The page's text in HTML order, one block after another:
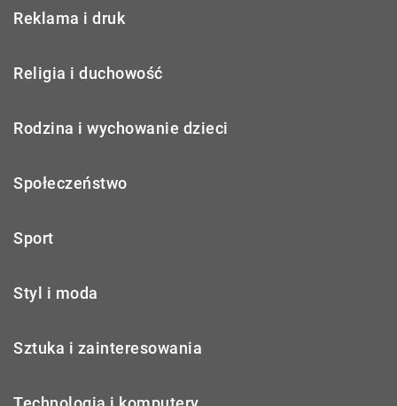
Reklama i druk
Religia i duchowość
Rodzina i wychowanie dzieci
Społeczeństwo
Sport
Styl i moda
Sztuka i zainteresowania